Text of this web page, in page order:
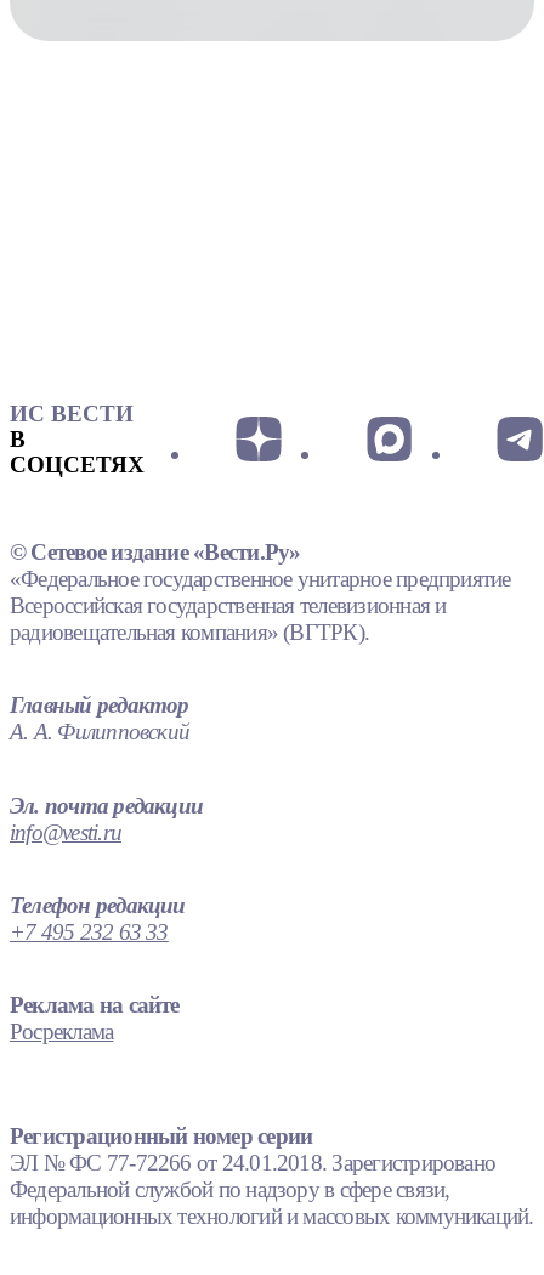
ИС ВЕСТИ
В
СОЦСЕТЯХ
© Сетевое издание «Вести.Ру»
«Федеральное государственное унитарное предприятие
Всероссийская государственная телевизионная и
радиовещательная компания» (ВГТРК).
Главный редактор
А. А. Филипповский
Эл. почта редакции
info@vesti.ru
Телефон редакции
+7 495 232 63 33
Реклама на сайте
Росреклама
Регистрационный номер серии
ЭЛ № ФС 77-72266 от 24.01.2018. Зарегистрировано
Федеральной службой по надзору в сфере связи,
информационных технологий и массовых коммуникаций.